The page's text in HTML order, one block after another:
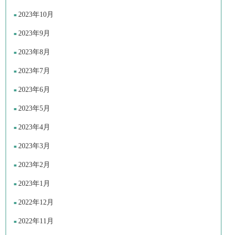
2023年10月
2023年9月
2023年8月
2023年7月
2023年6月
2023年5月
2023年4月
2023年3月
2023年2月
2023年1月
2022年12月
2022年11月